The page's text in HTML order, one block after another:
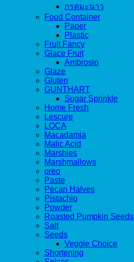
กรดมะนาว
Food Container
Paper
Plastic
Fruit Fancy
Glace Fruit
Ambrosio
Glaze
Gluten
GUNTHART
Sugar Sprinkle
Home Fresh
Lescure
LOCA
Macadamia
Malic Acid
Marshies
Marshmallows
oreo
Paste
Pecan Halves
Pistachio
Powder
Roasted Pumpkin Seeds
Salt
Seeds
Veggie Choice
Shortening